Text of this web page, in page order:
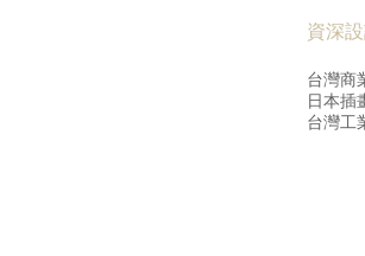
資深
台灣商
日本插
台灣工